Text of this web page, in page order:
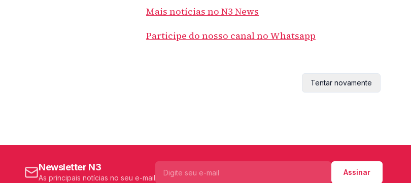
Mais notícias no N3 News
Participe do nosso canal no Whatsapp
Tentar novamente
Newsletter N3
As principais notícias no seu e-mail
Assinar